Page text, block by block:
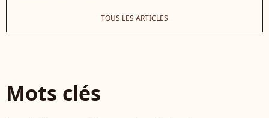
TOUS LES ARTICLES
Mots clés